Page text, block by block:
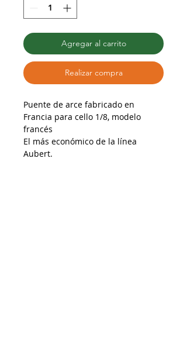
Agregar al carrito
Realizar compra
Puente de arce fabricado en
Francia para cello 1/8, modelo
francés
El más económico de la línea
Aubert.